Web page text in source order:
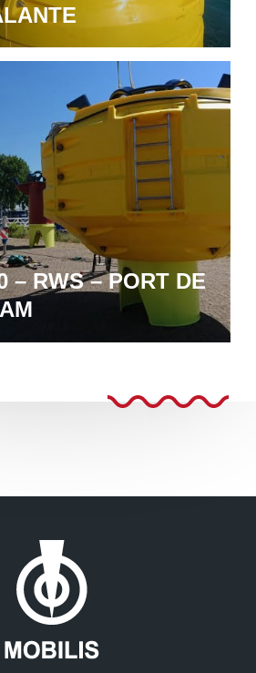
– RWS – PORT DE